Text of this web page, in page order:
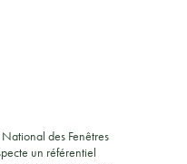
des Fenêtres
un référentiel